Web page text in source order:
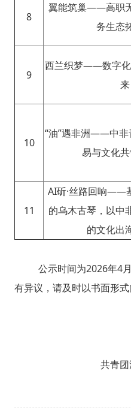
8
翼能筑巢——高职
务生态
9
西兰织梦——数字化
来
10
“油”遇非洲——中非
易与文化
11
AI斫·丝路回响——
的乌木古琴，以中
的文化出
公示时间为2026年4
有异议，请及时以书面形式
共青